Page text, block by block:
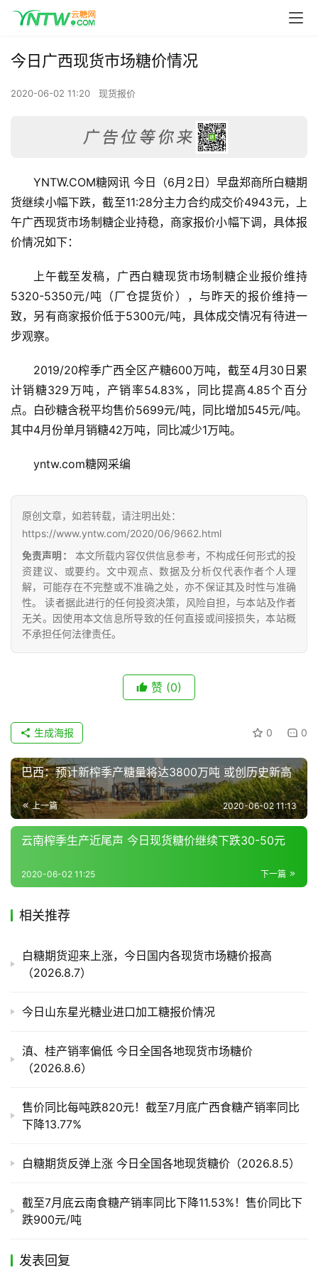
云
网
公
众
号
价
专
题
区
频
产
产
运
今日广西现货市场糖价情况
2020-06-02 11:20 现货报价
YNTW.COM糖网讯 今日（6月2日）早盘郑商所白糖期
货继续小幅下跌，截至11:28分主力合约成交价4943元，上
午广西现货市场制糖企业持稳，商家报价小幅下调，具体报
价情况如下：
上午截至发稿，广西白糖现货市场制糖企业报价维持
5320-5350元/吨（厂仓提货价），与昨天的报价维持一
致，另有商家报价低于5300元/吨，具体成交情况有待进一
步观察。
2019/20榨季广西全区产糖600万吨，截至4月30日累
计销糖329万吨，产销率54.83%，同比提高4.85个百分
点。白砂糖含税平均售价5699元/吨，同比增加545元/吨。
其中4月份单月销糖42万吨，同比减少1万吨。
yntw.com糖网采编
原创文章，如若转载，请注明出处：
https://www.yntw.com/2020/06/9662.html
免责声明：
本文所载内容仅供信息参考，不构成任何形式的投
资建议、或要约。文中观点、数据及分析仅代表作者个人理
解，可能存在不完整或不准确之处，亦不保证其及时性与准确
性。 读者据此进行的任何投资决策，风险自担，与本站及作者
无关。因使用本文信息所导致的任何直接或间接损失，本站概
不承担任何法律责任。
赞 (0)
0 0
生成海报
巴西：预计新榨季产糖量将达3800万吨 或创历史新高
上一篇 2020-06-02 11:13
云南榨季生产近尾声 今日现货糖价继续下跌30-50元
下一篇
2020-06-02 11:25
相关推荐
白糖期货迎来上涨，今日国内各现货市场糖价报高
（2026.8.7）
今日山东星光糖业进口加工糖报价情况
滇、桂产销率偏低 今日全国各地现货市场糖价
（2026.8.6）
售价同比每吨跌820元！截至7月底广西食糖产销率同比
下降13.77%
白糖期货反弹上涨 今日全国各地现货糖价（2026.8.5）
截至7月底云南食糖产销率同比下降11.53%！售价同比下
跌900元/吨
发表回复